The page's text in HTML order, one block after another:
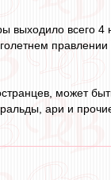
выходило всего 4
правлении
может
ари и